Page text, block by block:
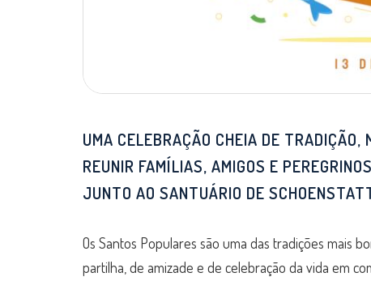
UMA CELEBRAÇÃO CHEIA DE
REUNIR FAMÍLIAS, AMIGOS E
JUNTO AO SANTUÁRIO DE
Os Santos Populares são uma das tradições mais
partilha, de amizade e de celebração da vida em